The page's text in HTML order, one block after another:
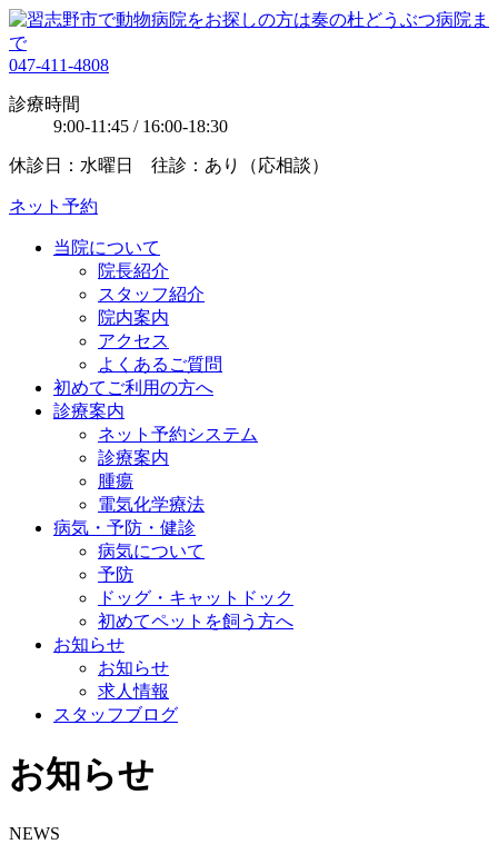
047-411-4808
診療時間
9:00-11:45 / 16:00-18:30
休診日：水曜日 往診：あり（応相談）
ネット予約
当院について
院長紹介
スタッフ紹介
院内案内
アクセス
よくあるご質問
初めてご利用の方へ
診療案内
ネット予約システム
診療案内
腫瘍
電気化学療法
病気・予防・健診
病気について
予防
ドッグ・キャットドック
初めてペットを飼う方へ
お知らせ
お知らせ
求人情報
スタッフブログ
お知らせ
NEWS